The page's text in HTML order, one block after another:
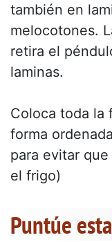
también en
melocotones.
retira el
laminas.
Coloca toda la
forma
para evitar
el frigo)
Puntúe